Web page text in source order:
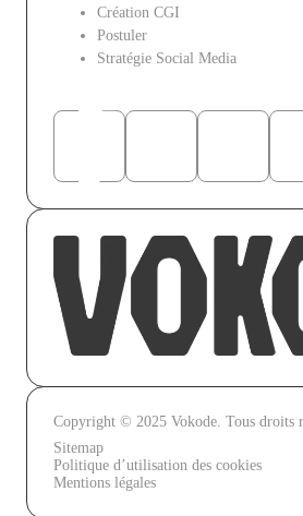
Création CGI
Postuler
Stratégie Social Media
Copyright © 2025 Vokode. Tous droits
Sitemap
Politique d’utilisation des cookies
Mentions légales